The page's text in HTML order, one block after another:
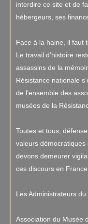
interdire ce site et de
hébergeurs, ses
Face à la haine, il faut
Le travail d’histoire
assassins de la
Résistance nationale
de l’ensemble des
musées de la
Toutes et tous,
valeurs
devons demeurer
ces discours en
Les Administrateurs du
Association du Musée